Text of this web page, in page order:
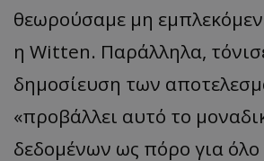
θεωρούσαμε μη
η Witten. Παράλληλα,
δημοσίευση των
«προβάλλει αυτό το
δεδομένων ως πόρο για όλο